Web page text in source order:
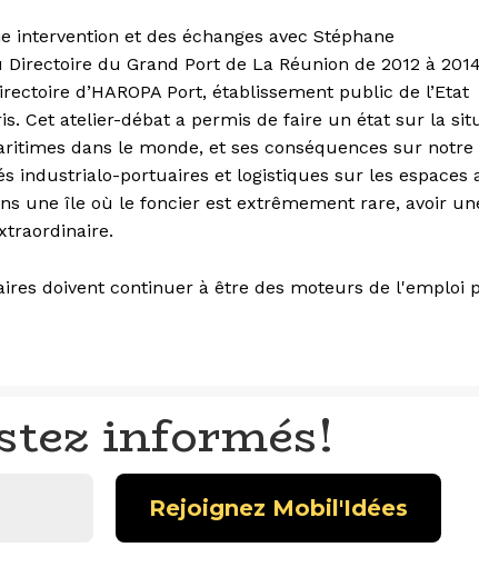
intervention et des échanges avec Stéphane
du Grand Port de La Réunion de 2012 à
d’HAROPA Port, établissement public de l’Etat
Cet atelier-débat a permis de faire un état sur la
dans le monde, et ses conséquences sur notre
industrialo-portuaires et logistiques sur les espaces
une île où le foncier est extrêmement rare, avoir
doivent continuer à être des moteurs de l'emploi
informés!